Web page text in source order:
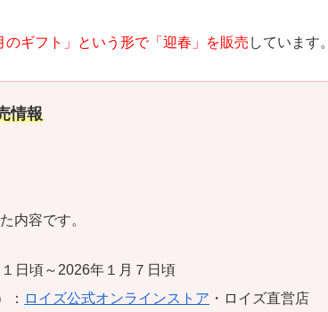
ギフト」という形で「迎春」を販売 しています。
情報
内容です。
日頃～2026年１月７日頃
： ロイズ公式オンラインストア ・ロイズ直営店